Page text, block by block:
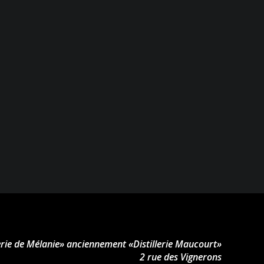
de Mélanie» anciennement «Distillerie Maucourt»
2 rue des Vignerons